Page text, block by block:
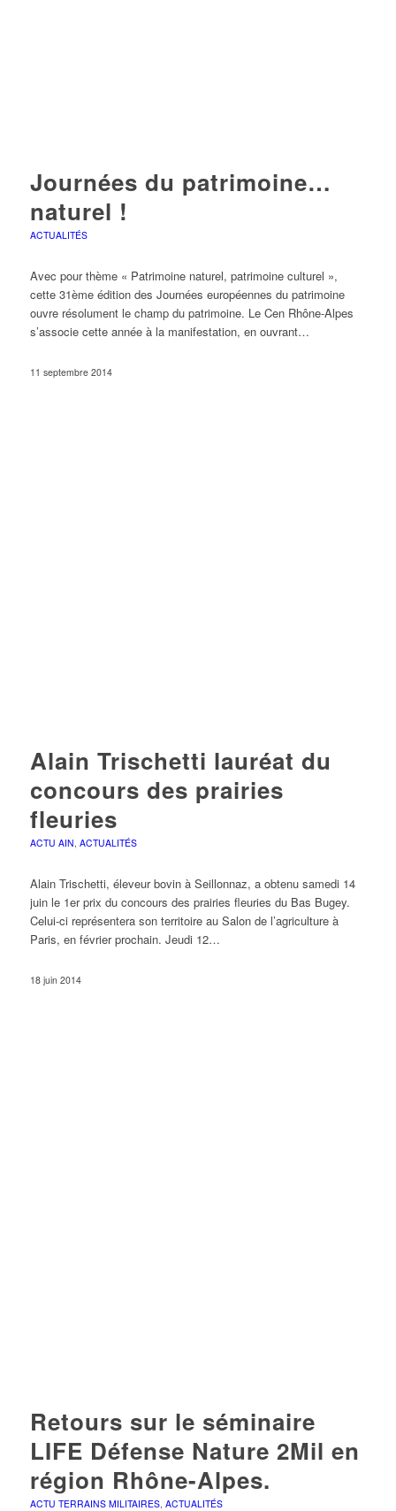
Journées du patrimoine…
naturel !
ACTUALITÉS
Avec pour thème « Patrimoine naturel, patrimoine culturel »,
cette 31ème édition des Journées européennes du patrimoine
ouvre résolument le champ du patrimoine. Le Cen Rhône-Alpes
s’associe cette année à la manifestation, en ouvrant…
11 septembre 2014
Alain Trischetti lauréat du
concours des prairies
fleuries
ACTU AIN ACTUALITÉS
Alain Trischetti, éleveur bovin à Seillonnaz, a obtenu samedi 14
juin le 1er prix du concours des prairies fleuries du Bas Bugey.
Celui-ci représentera son territoire au Salon de l’agriculture à
Paris, en février prochain. Jeudi 12…
18 juin 2014
Retours sur le séminaire
LIFE Défense Nature 2Mil en
région Rhône-Alpes.
ACTU TERRAINS MILITAIRES, ACTUALITÉS